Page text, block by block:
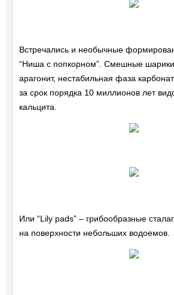
Встречались и необычные
“Ниша с попкорном”. Смешные шарики
арагонит, нестабильная фаза
за срок порядка 10 миллионов лет
кальцита.
Или “Lily pads” – грибообразные
на поверхности небольших водоемов.